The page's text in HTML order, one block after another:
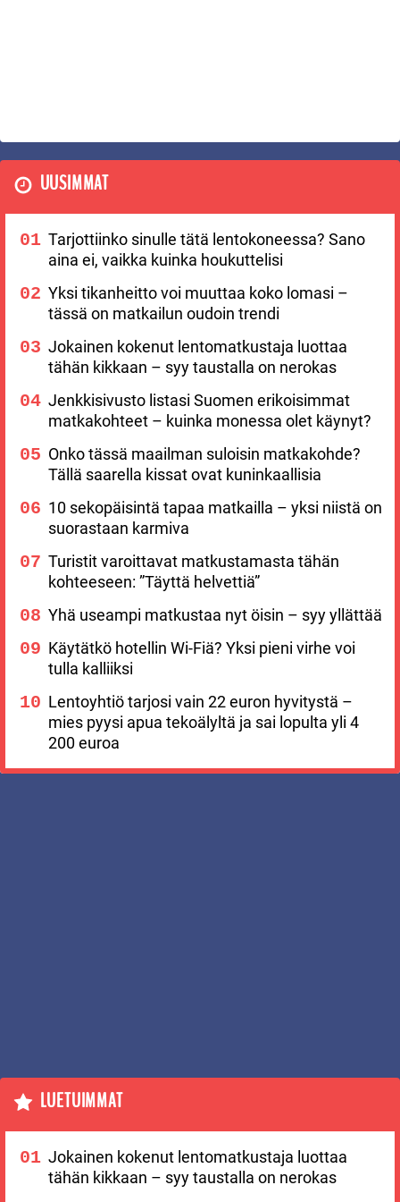
UUSIMMAT
Tarjottiinko sinulle tätä lentokoneessa? Sano
aina ei, vaikka kuinka houkuttelisi
Yksi tikanheitto voi muuttaa koko lomasi –
tässä on matkailun oudoin trendi
Jokainen kokenut lentomatkustaja luottaa
tähän kikkaan – syy taustalla on nerokas
Jenkkisivusto listasi Suomen erikoisimmat
matkakohteet – kuinka monessa olet käynyt?
Onko tässä maailman suloisin matkakohde?
Tällä saarella kissat ovat kuninkaallisia
10 sekopäisintä tapaa matkailla – yksi niistä on
suorastaan karmiva
Turistit varoittavat matkustamasta tähän
kohteeseen: ”Täyttä helvettiä”
Yhä useampi matkustaa nyt öisin – syy yllättää
Käytätkö hotellin Wi-Fiä? Yksi pieni virhe voi
tulla kalliiksi
Lentoyhtiö tarjosi vain 22 euron hyvitystä –
mies pyysi apua tekoälyltä ja sai lopulta yli 4
200 euroa
LUETUIMMAT
Jokainen kokenut lentomatkustaja luottaa
tähän kikkaan – syy taustalla on nerokas